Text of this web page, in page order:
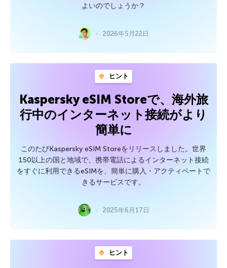
よいのでしょうか？
2026年5月22日
ヒント
Kaspersky eSIM Storeで、海外旅
行中のインターネット接続がより
簡単に
このたびKaspersky eSIM Storeをリリースしました。世界
150以上の国と地域で、携帯電話によるインターネット接続
をすぐに利用できるeSIMを、簡単に購入・アクティベートで
きるサービスです。
2025年6月17日
ヒント